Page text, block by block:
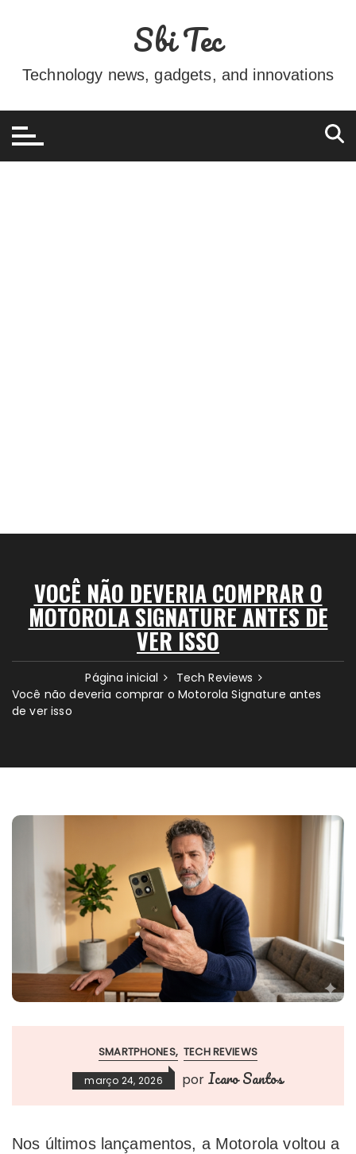
conteúdo
Sbi Tec
Technology news, gadgets, and innovations
VOCÊ NÃO DEVERIA COMPRAR O
MOTOROLA SIGNATURE ANTES DE
VER ISSO
Página inicial
Tech Reviews
Você não deveria comprar o Motorola Signature antes
de ver isso
SMARTPHONES TECH REVIEWS
março 24, 2026 por Icaro Santos
Nos últimos lançamentos, a Motorola voltou a